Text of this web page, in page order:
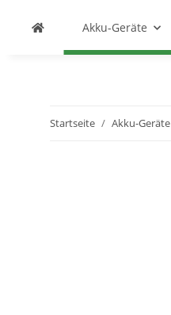
Akku-Geräte
Startseite Akku-Geräte